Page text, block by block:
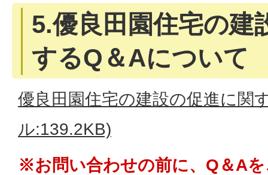
5.優良田園住宅の建
するQ＆Aについて
優良田園住宅の建設の促進に関
ル:139.2KB)
※お問い合わせの前に、Q＆A